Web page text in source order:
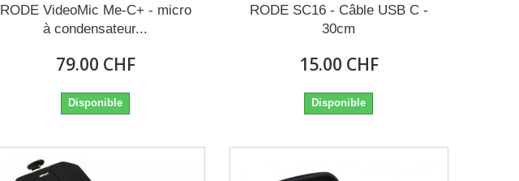
RODE VideoMic Me-C+ - micro
à condensateur...
79.00 CHF
Disponible
RODE SC16 - Câble USB C -
30cm
15.00 CHF
Disponible